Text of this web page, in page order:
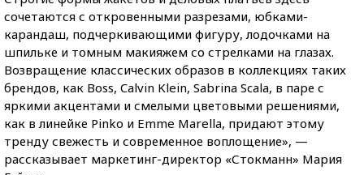
сочетаются с откровенными разрезами, юбками-
карандаш, подчеркивающими фигуру, лодочками на
шпильке и томным макияжем со стрелками на глазах.
Возвращение классических образов в коллекциях таких
брендов, как Boss, Calvin Klein, Sabrina Scala, в паре с
яркими акцентами и смелыми цветовыми решениями,
как в линейке Pinko и Emme Marella, придают этому
тренду свежесть и современное воплощение», —
рассказывает маркетинг-директор «Стокманн» Мария